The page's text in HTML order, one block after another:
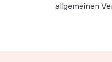
allgemeinen